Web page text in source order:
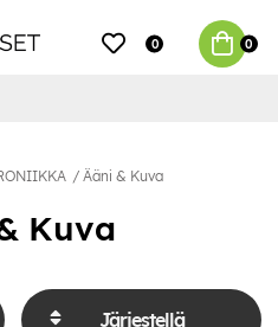
0 0
Ääni & Kuva
Kuva
Järjestellä